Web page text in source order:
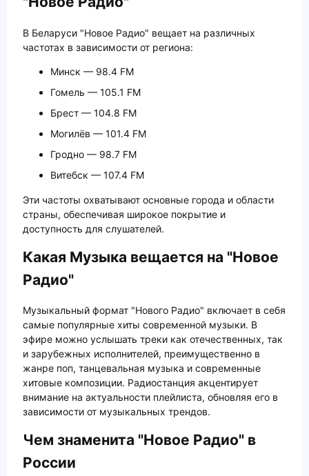
В Беларуси "Новое Радио" вещает на различных
частотах в зависимости от региона:
Минск — 98.4 FM
Гомель — 105.1 FM
Брест — 104.8 FM
Могилёв — 101.4 FM
Гродно — 98.7 FM
Витебск — 107.4 FM
Эти частоты охватывают основные города и области
страны, обеспечивая широкое покрытие и
доступность для слушателей.
Какая Музыка вещается на "Новое
Радио"
Музыкальный формат "Нового Радио" включает в себя
самые популярные хиты современной музыки. В
эфире можно услышать треки как отечественных, так
и зарубежных исполнителей, преимущественно в
жанре поп, танцевальная музыка и современные
хитовые композиции. Радиостанция акцентирует
внимание на актуальности плейлиста, обновляя его в
зависимости от музыкальных трендов.
Чем знаменита "Новое Радио" в
России